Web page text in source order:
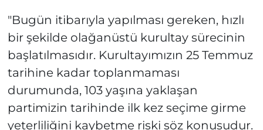
"Bugün itibarıyla yapılması gereken, hızlı
bir şekilde olağanüstü kurultay sürecinin
başlatılmasıdır. Kurultayımızın 25 Temmuz
tarihine kadar toplanmaması
durumunda, 103 yaşına yaklaşan
partimizin tarihinde ilk kez seçime girme
yeterliliğini kaybetme riski söz konusudur.